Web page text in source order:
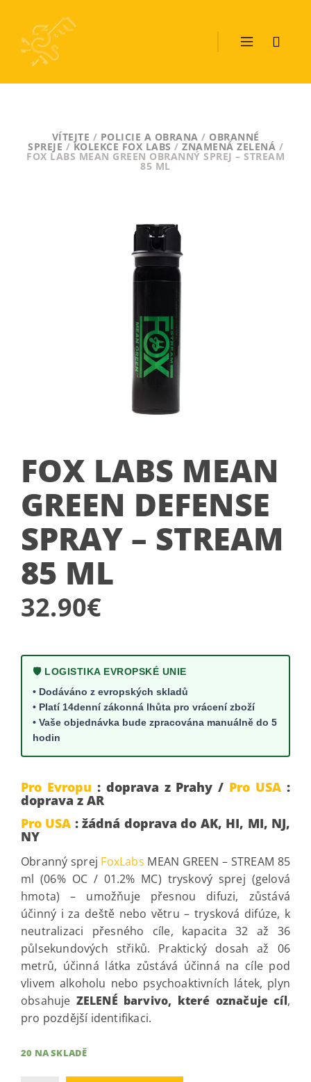
VÍTEJTE / POLICIE A OBRANA / OBRANNÉ
SPREJE / KOLEKCE FOX LABS / ZNAMENÁ ZELENÁ /
FOX LABS MEAN GREEN OBRANNÝ SPREJ – STREAM
85 ML
FOX LABS MEAN
GREEN DEFENSE
SPRAY – STREAM
85 ML
32.90€
🛡️ LOGISTIKA EVROPSKÉ UNIE
• Dodáváno z evropských skladů
• Platí 14denní zákonná lhůta pro vrácení zboží
• Vaše objednávka bude zpracována manuálně do 5
hodin
Pro Evropu : doprava z Prahy / Pro USA :
doprava z AR
Pro USA : žádná doprava do AK, HI, MI, NJ,
NY
Obranný sprej FoxLabs MEAN GREEN – STREAM 85
ml (06% OC / 01.2% MC) tryskový sprej (gelová
hmota) – umožňuje přesnou difuzi, zůstává
účinný i za deště nebo větru – trysková difúze, k
neutralizaci přesného cíle, kapacita 32 až 36
půlsekundových střiků. Praktický dosah až 06
metrů, účinná látka zůstává účinná na cíle pod
vlivem alkoholu nebo psychoaktivních látek, plyn
obsahuje ZELENÉ barvivo, které označuje cíl,
pro pozdější identifikaci.
20 NA SKLADĚ